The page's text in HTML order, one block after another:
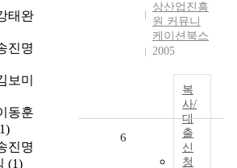
태완
진명
보미
동훈
진명
(1)
상산업진흥
원 커뮤니
케이션북스
2005
복
사/
대
출
신
청
6